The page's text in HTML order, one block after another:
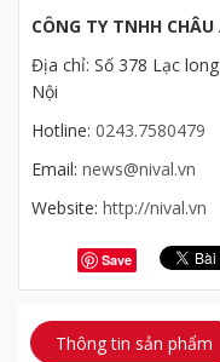
CÔNG TY TNHH
Địa chỉ: Số 378 Lạc
Nội
Hotline: 0243.7580479
Email: news@nival.vn
Website: http://nival.vn
Save
Thông tin sản phẩm